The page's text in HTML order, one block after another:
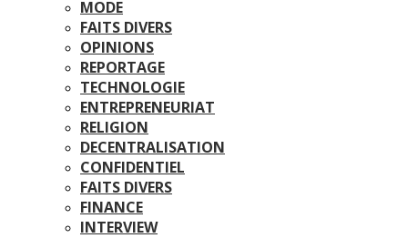
MODE
FAITS DIVERS
OPINIONS
REPORTAGE
TECHNOLOGIE
ENTREPRENEURIAT
RELIGION
DECENTRALISATION
CONFIDENTIEL
FAITS DIVERS
FINANCE
INTERVIEW